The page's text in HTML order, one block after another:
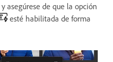
y asegúrese de que la opción
esté habilitada de forma